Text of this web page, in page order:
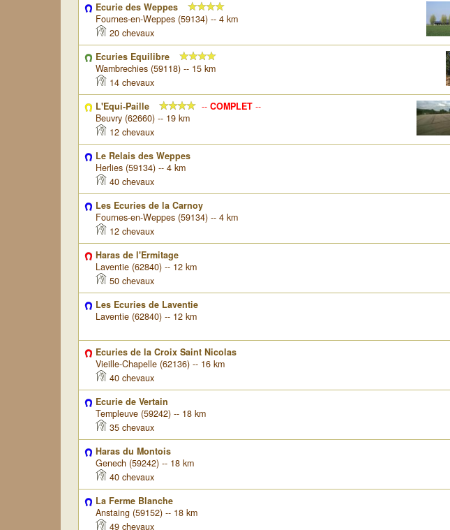
Ecurie des Weppes
Fournes-en-Weppes (59134) -- 4 km
20 chevaux
Ecuries Equilibre
Wambrechies (59118) -- 15 km
14 chevaux
L'Equi-Paille
-- COMPLET--
Beuvry (62660) -- 19 km
12 chevaux
Le Relais des Weppes
Herlies (59134) -- 4 km
40 chevaux
Les Ecuries de la Carnoy
Fournes-en-Weppes (59134) -- 4 km
12 chevaux
Haras de l'Ermitage
Laventie (62840) -- 12 km
50 chevaux
Les Ecuries de Laventie
Laventie (62840) -- 12 km
Ecuries de la Croix Saint Nicolas
Vieille-Chapelle (62136) -- 16 km
40 chevaux
Ecurie de Vertain
Templeuve (59242) -- 18 km
35 chevaux
Haras du Montois
Genech (59242) -- 18 km
40 chevaux
La Ferme Blanche
Anstaing (59152) -- 18 km
49 chevaux